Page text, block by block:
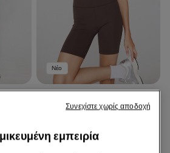
Νέο
Αθλητικό Ποδηλατικό Σορτς
εμπειρία
Συνεχίστε χωρίς αποδοχή